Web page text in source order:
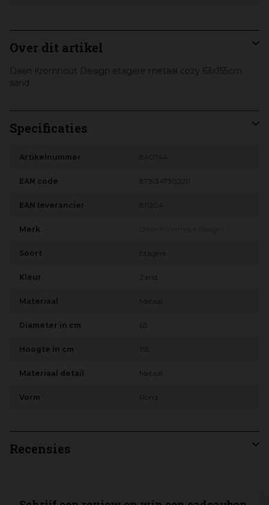
Over dit artikel
Daan Kromhout Design etagere metaal cozy 63x155cm
sand
Specificaties
Artikelnummer 840744
EAN code 8719347302211
EAN leverancier 811204
Merk
Soort Etagere
Kleur Zand
Materiaal Metaal
Diameter in cm 63
Hoogte in cm 155
Materiaal detail Metaal
Vorm Rond
Recensies